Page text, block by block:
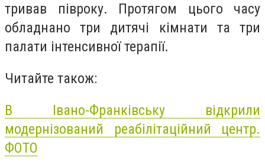
тривав півроку. Протягом цього часу
обладнано три дитячі кімнати та три
палати інтенсивної терапії.
Читайте також:
В Івано-Франківську відкрили
модернізований реабілітаційний центр.
ФОТО